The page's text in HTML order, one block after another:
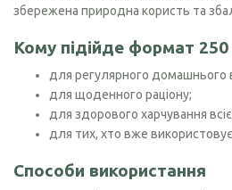
збережена природна користь та
Кому підійде формат
для регулярного домашнього
для щоденного раціону;
для здорового харчування
для тих, хто вже
Способи використання